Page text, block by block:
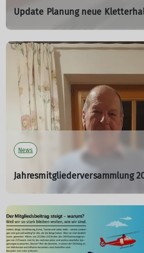
Update Planung neue
Nach einer längeren Pause möchten
über den aktuellen Stand der Planung
mehr erfahren
News
Jahresmitgliederversammlung
19.03.2024
Große Veränderungen standen letzte
Jahresmitgliederversammlung der
Alpenvereins an. Der langjährige
Pressentin trat nicht mehr zur Wahl